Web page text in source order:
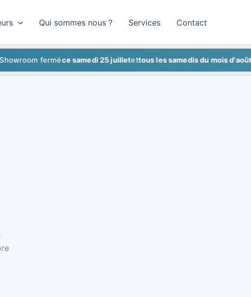
Qui sommes nous ? Services Contact
ferméce samedi 25 juilletettous les samedis du mois d'août